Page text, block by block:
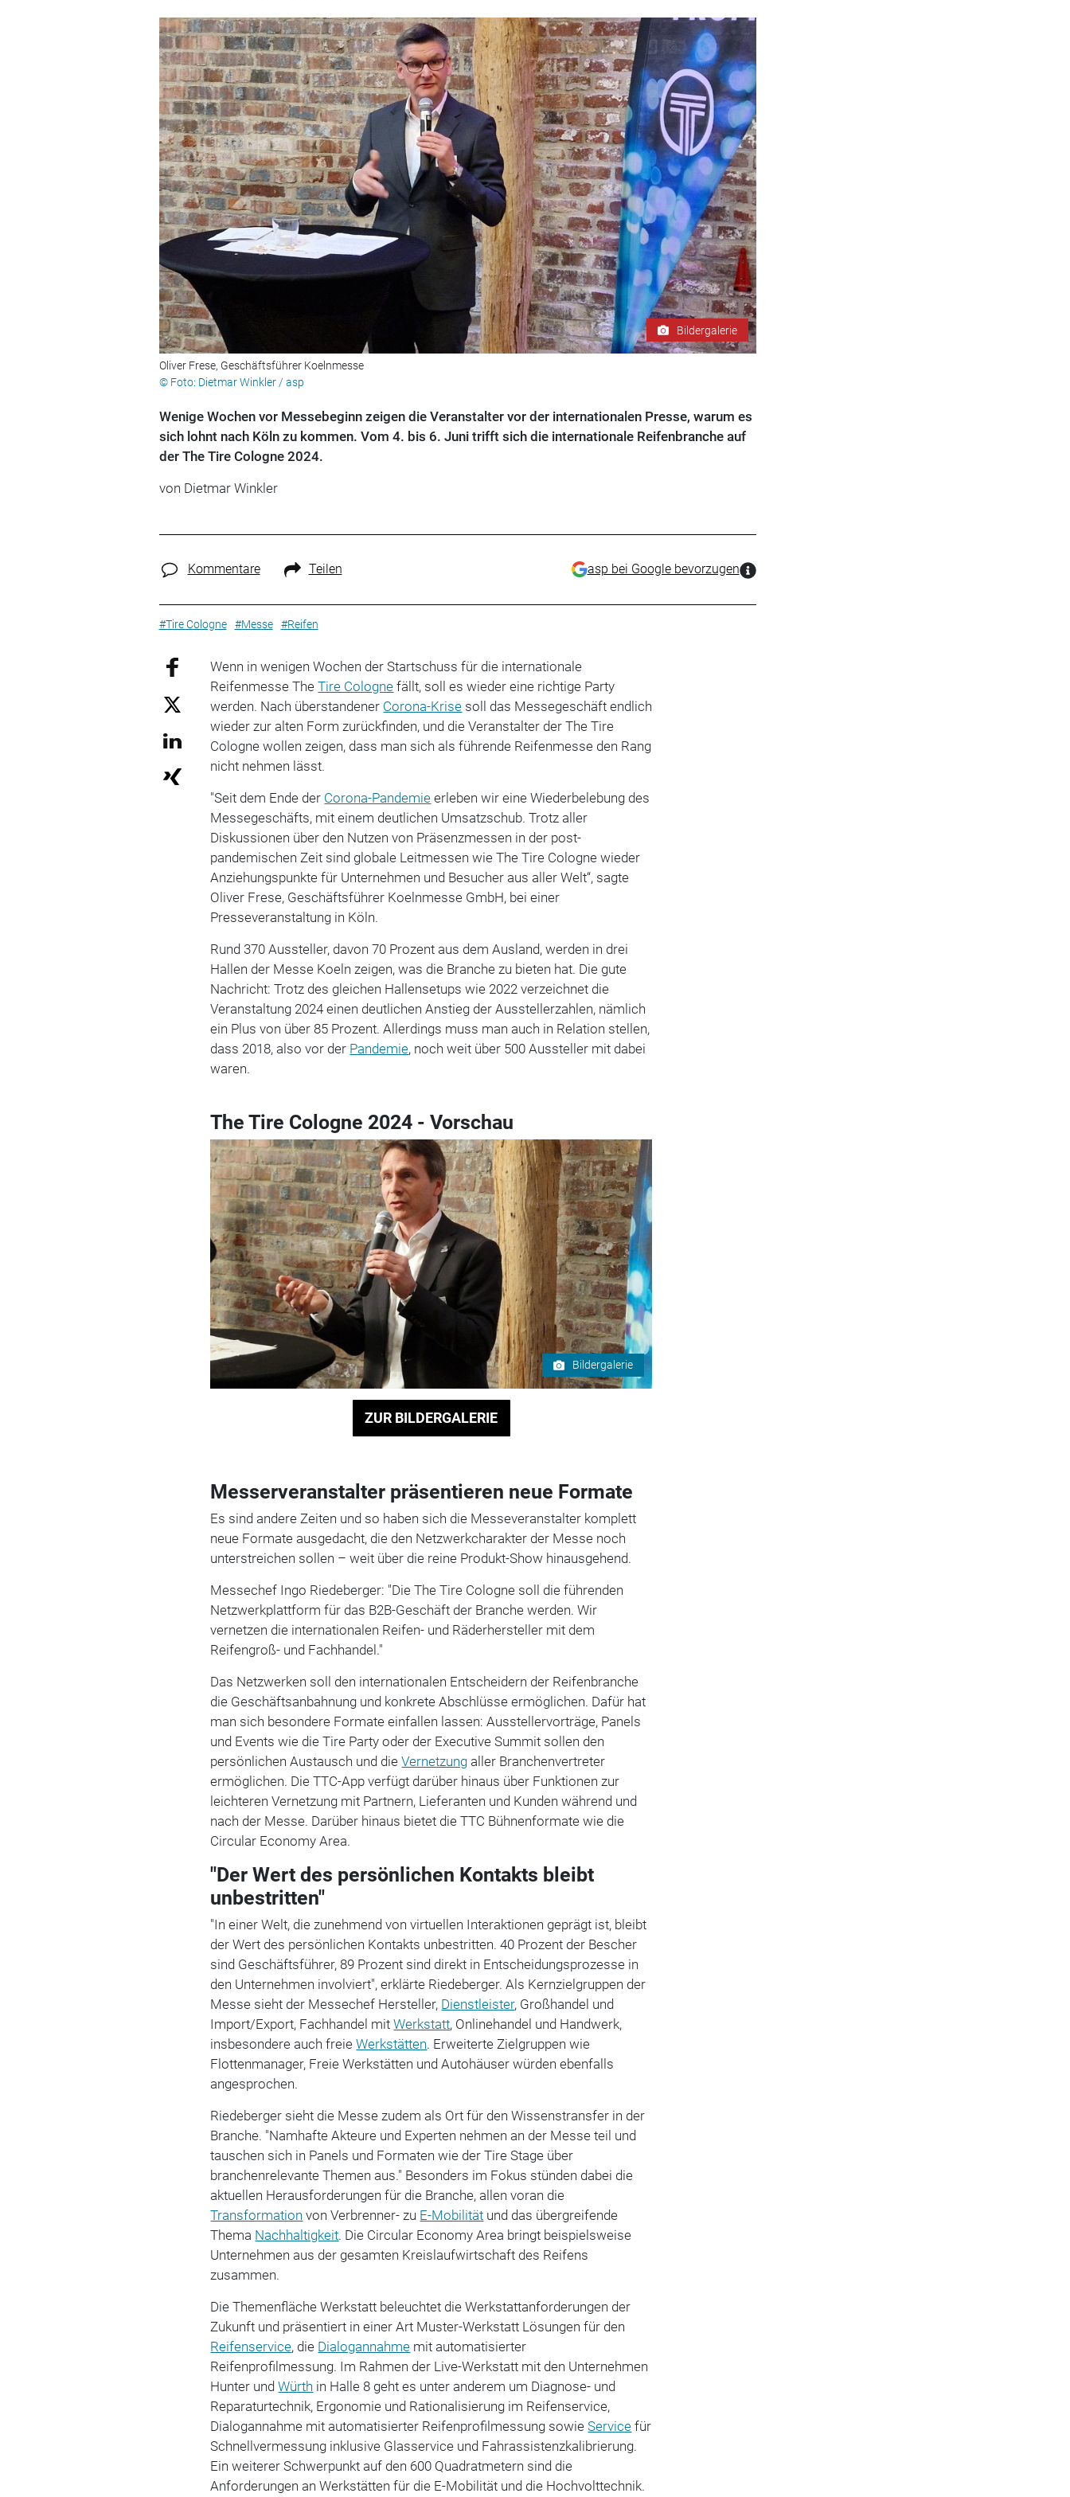
Bildergalerie
Oliver Frese, Geschäftsführer Koelnmesse
© Foto: Dietmar Winkler / asp
Wenige Wochen vor Messebeginn zeigen die Veranstalter vor der internationalen Presse, warum es
sich lohnt nach Köln zu kommen. Vom 4. bis 6. Juni trifft sich die internationale Reifenbranche auf
der The Tire Cologne 2024.
von Dietmar Winkler
Kommentare Teilen asp bei Google bevorzugen
#Tire Cologne #Messe #Reifen
Wenn in wenigen Wochen der Startschuss für die internationale
Reifenmesse TheTire Cologne fällt, soll es wieder eine richtige Party
werden. Nach überstandener Corona-Krise soll das Messegeschäft endlich
wieder zur alten Form zurückfinden, und die Veranstalter der The Tire
Cologne wollen zeigen, dass man sich als führende Reifenmesse den Rang
nicht nehmen lässt.
"Seit dem Ende der Corona-Pandemie erleben wir eine Wiederbelebung des
Messegeschäfts, mit einem deutlichen Umsatzschub. Trotz aller
Diskussionen über den Nutzen von Präsenzmessen in der post-
pandemischen Zeit sind globale Leitmessen wie The Tire Cologne wieder
Anziehungspunkte für Unternehmen und Besucher aus aller Welt“, sagte
Oliver Frese, Geschäftsführer Koelnmesse GmbH, bei einer
Presseveranstaltung in Köln.
Rund 370 Aussteller, davon 70 Prozent aus dem Ausland, werden in drei
Hallen der Messe Koeln zeigen, was die Branche zu bieten hat. Die gute
Nachricht: Trotz des gleichen Hallensetups wie 2022 verzeichnet die
Veranstaltung 2024 einen deutlichen Anstieg der Ausstellerzahlen, nämlich
ein Plus von über 85 Prozent. Allerdings muss man auch in Relation stellen,
dass 2018, also vor der Pandemie, noch weit über 500 Aussteller mit dabei
waren.
The Tire Cologne 2024 - Vorschau
Bildergalerie
ZUR BILDERGALERIE
Messerveranstalter präsentieren neue Formate
Es sind andere Zeiten und so haben sich die Messeveranstalter komplett
neue Formate ausgedacht, die den Netzwerkcharakter der Messe noch
unterstreichen sollen – weit über die reine Produkt-Show hinausgehend.
Messechef Ingo Riedeberger: "Die The Tire Cologne soll die führenden
Netzwerkplattform für das B2B-Geschäft der Branche werden. Wir
vernetzen die internationalen Reifen- und Räderhersteller mit dem
Reifengroß- und Fachhandel."
Das Netzwerken soll den internationalen Entscheidern der Reifenbranche
die Geschäftsanbahnung und konkrete Abschlüsse ermöglichen. Dafür hat
man sich besondere Formate einfallen lassen: Ausstellervorträge, Panels
und Events wie die Tire Party oder der Executive Summit sollen den
persönlichen Austausch und dieVernetzung aller Branchenvertreter
ermöglichen. Die TTC-App verfügt darüber hinaus über Funktionen zur
leichteren Vernetzung mit Partnern, Lieferanten und Kunden während und
nach der Messe. Darüber hinaus bietet die TTC Bühnenformate wie die
Circular Economy Area.
"Der Wert des persönlichen Kontakts bleibt
unbestritten"
"In einer Welt, die zunehmend von virtuellen Interaktionen geprägt ist, bleibt
der Wert des persönlichen Kontakts unbestritten. 40 Prozent der Bescher
sind Geschäftsführer, 89 Prozent sind direkt in Entscheidungsprozesse in
den Unternehmen involviert", erklärte Riedeberger. Als Kernzielgruppen der
Messe sieht der Messechef Hersteller, Dienstleister, Großhandel und
Import/Export, Fachhandel mitWerkstatt, Onlinehandel und Handwerk,
insbesondere auch freieWerkstätten. Erweiterte Zielgruppen wie
Flottenmanager, Freie Werkstätten und Autohäuser würden ebenfalls
angesprochen.
Riedeberger sieht die Messe zudem als Ort für den Wissenstransfer in der
Branche. "Namhafte Akteure und Experten nehmen an der Messe teil und
tauschen sich in Panels und Formaten wie der Tire Stage über
branchenrelevante Themen aus." Besonders im Fokus stünden dabei die
aktuellen Herausforderungen für die Branche, allen voran die
Transformation von Verbrenner- zu E-Mobilität und das übergreifende
Thema Nachhaltigkeit. Die Circular Economy Area bringt beispielsweise
Unternehmen aus der gesamten Kreislaufwirtschaft des Reifens
zusammen.
Die Themenfläche Werkstatt beleuchtet die Werkstattanforderungen der
Zukunft und präsentiert in einer Art Muster-Werkstatt Lösungen für den
Reifenservice, die Dialogannahme mit automatisierter
Reifenprofilmessung. Im Rahmen der Live-Werkstatt mit den Unternehmen
Hunter undWürth in Halle 8 geht es unter anderem um Diagnose- und
Reparaturtechnik, Ergonomie und Rationalisierung im Reifenservice,
Dialogannahme mit automatisierter Reifenprofilmessung sowieService für
Schnellvermessung inklusive Glasservice und Fahrassistenzkalibrierung.
Ein weiterer Schwerpunkt auf den 600 Quadratmetern sind die
Anforderungen an Werkstätten für die E-Mobilität und die Hochvolttechnik.